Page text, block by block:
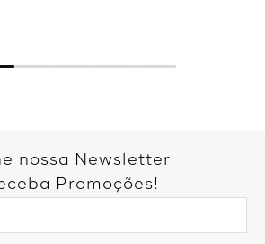
nossa Newsletter
Promoções!